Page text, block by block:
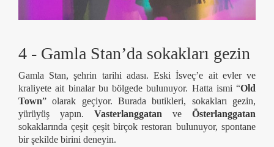
4 - Gamla Stan’da sokakları gezin
Gamla Stan, şehrin tarihi adası. Eski İsveç’e ait evler ve
kraliyete ait binalar bu bölgede bulunuyor. Hatta ismi “Old
Town” olarak geçiyor. Burada butikleri, sokakları gezin,
yürüyüş yapın. Vasterlanggatan ve Österlanggatan
sokaklarında çeşit çeşit birçok restoran bulunuyor, spontane
bir şekilde birini deneyin.